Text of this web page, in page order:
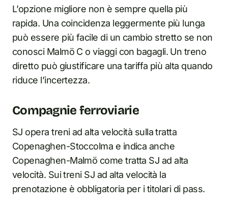
L’opzione migliore non è sempre quella più
rapida. Una coincidenza leggermente più lunga
può essere più facile di un cambio stretto se non
conosci Malmö C o viaggi con bagagli. Un treno
diretto può giustificare una tariffa più alta quando
riduce l’incertezza.
Compagnie ferroviarie
SJ opera treni ad alta velocità sulla tratta
Copenaghen-Stoccolma e indica anche
Copenaghen-Malmö come tratta SJ ad alta
velocità. Sui treni SJ ad alta velocità la
prenotazione è obbligatoria per i titolari di pass.